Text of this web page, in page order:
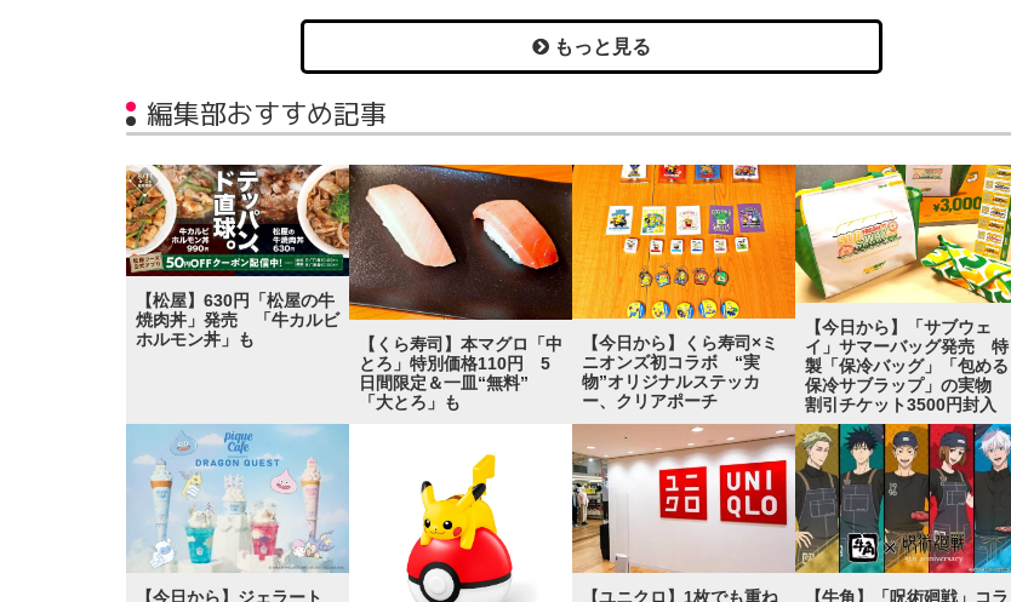
もっと見る
編集部おすすめ記事
【松屋】630円「松屋の牛
焼肉丼」発売 「牛カルビ
ホルモン丼」も
【くら寿司】本マグロ「中
とろ」特別価格110円 5
日間限定＆一皿“無料”
「大とろ」も
【今日から】くら寿司×ミ
ニオンズ初コラボ “実
物”オリジナルステッカ
ー、クリアポーチ
【今日から】「サブウェ
イ」サマーバッグ発売 特
製「保冷バッグ」「包める
保冷サブラップ」の実物
割引チケット3500円封入
【今日から】ジェラート 【ユニクロ】1枚でも重ね 【牛角】「呪術廻戦」コラ